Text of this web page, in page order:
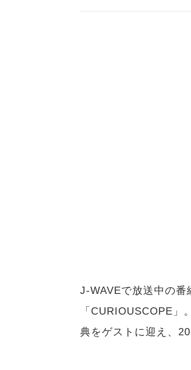
J-WAVEで放送中の
「CURIOUSCOPE
典をゲストに迎え、